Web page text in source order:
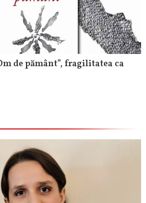
de pământ”, fragilitatea ca